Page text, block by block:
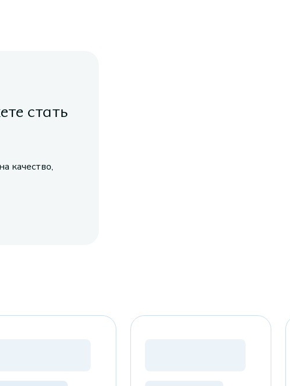
стать
качество,